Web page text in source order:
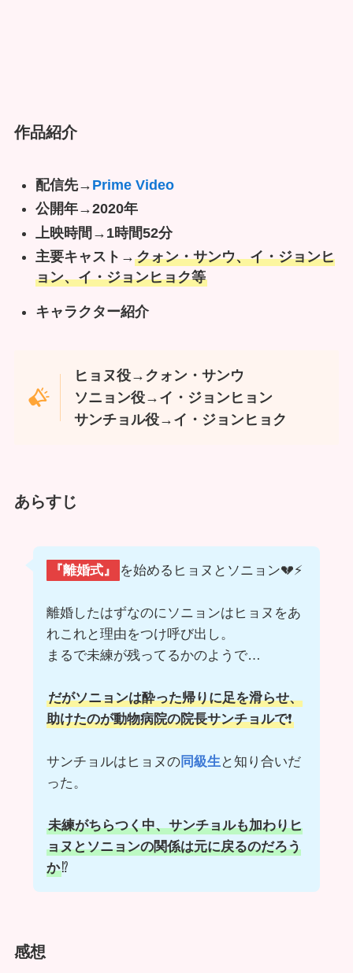
作品紹介
配信先→ Prime Video
公開年→2020年
上映時間→1時間52分
主要キャスト → クォン・サンウ、イ・ジョンヒ
ョン、イ・ジョンヒョク等
キャラクター紹介
ヒョヌ役→クォン・サンウ
ソニョン役→イ・ジョンヒョン
サンチョル役→イ・ジョンヒョク
あらすじ
『離婚式』 を始めるヒョヌとソニョン💔⚡
離婚したはずなのにソニョンはヒョヌをあ
れこれと理由をつけ呼び出し。
まるで未練が残ってるかのようで…
だがソニョンは酔った帰りに足を滑らせ、
助けたのが動物病院の院長サンチョルで❗
サンチョルはヒョヌの同級生と知り合いだ
った。
未練がちらつく中、サンチョルも加わりヒ
ョヌとソニョンの関係は元に戻るのだろう
か⁉️
感想